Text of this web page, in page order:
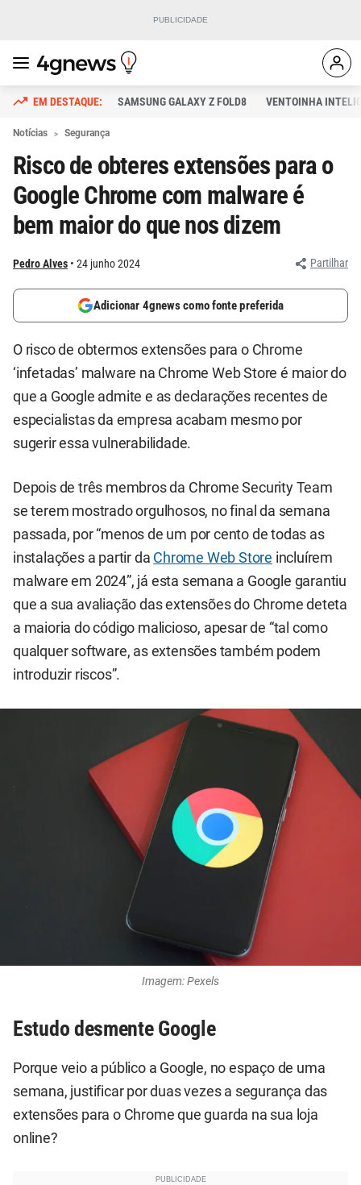
SAMSUNG GALAXY Z FOLD8 VENTOINHA
Notícias Segurança
Risco de obteres extensões para o
Google Chrome com malware é
bem maior do que nos dizem
Pedro Alves 24 junho 2024 Partilhar
Adicionar 4gnews como fonte preferida
O risco de obtermos extensões para o Chrome
‘infetadas’ malware na Chrome Web Store é maior do
que a Google admite e as declarações recentes de
especialistas da empresa acabam mesmo por
sugerir essa vulnerabilidade.
Depois de três membros da Chrome Security Team
se terem mostrado orgulhosos, no final da semana
passada, por “menos de um por cento de todas as
instalações a partir da Chrome Web Store incluírem
malware em 2024”, já esta semana a Google garantiu
que a sua avaliação das extensões do Chrome deteta
a maioria do código malicioso, apesar de “tal como
qualquer software, as extensões também podem
introduzir riscos”.
Imagem: Pexels
Estudo desmente Google
Porque veio a público a Google, no espaço de uma
semana, justificar por duas vezes a segurança das
extensões para o Chrome que guarda na sua loja
online?